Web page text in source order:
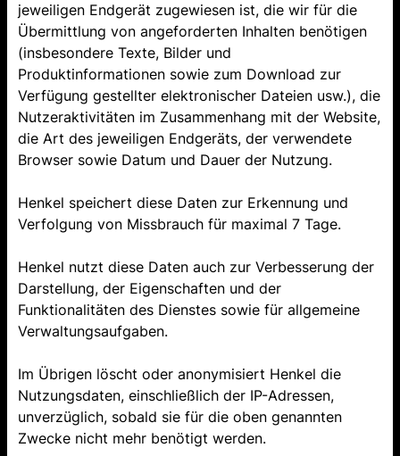
jeweiligen Endgerät zugewiesen ist, die wir für die
Übermittlung von angeforderten Inhalten benötigen
(insbesondere Texte, Bilder und
Produktinformationen sowie zum Download zur
Verfügung gestellter elektronischer Dateien usw.), die
Nutzeraktivitäten im Zusammenhang mit der Website,
die Art des jeweiligen Endgeräts, der verwendete
Browser sowie Datum und Dauer der Nutzung.
Henkel speichert diese Daten zur Erkennung und
Verfolgung von Missbrauch für maximal 7 Tage.
Henkel nutzt diese Daten auch zur Verbesserung der
Darstellung, der Eigenschaften und der
Funktionalitäten des Dienstes sowie für allgemeine
Verwaltungsaufgaben.
Im Übrigen löscht oder anonymisiert Henkel die
Nutzungsdaten, einschließlich der IP-Adressen,
unverzüglich, sobald sie für die oben genannten
Zwecke nicht mehr benötigt werden.